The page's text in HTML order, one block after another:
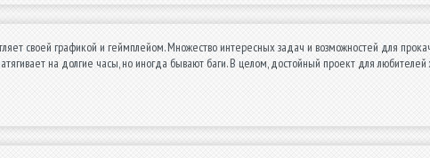
своей графикой и геймплейом. Множество интересных задач и возможностей для
на долгие часы, но иногда бывают баги. В целом, достойный проект для